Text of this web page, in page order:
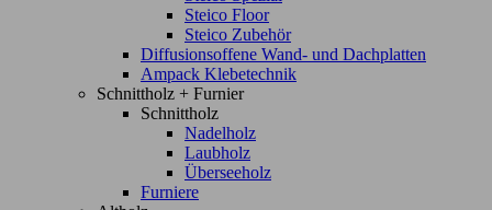
Steico Floor
Steico Zubehör
Diffusionsoffene Wand- und Dachplatten
Ampack Klebetechnik
Schnittholz + Furnier
Schnittholz
Nadelholz
Laubholz
Überseeholz
Furniere